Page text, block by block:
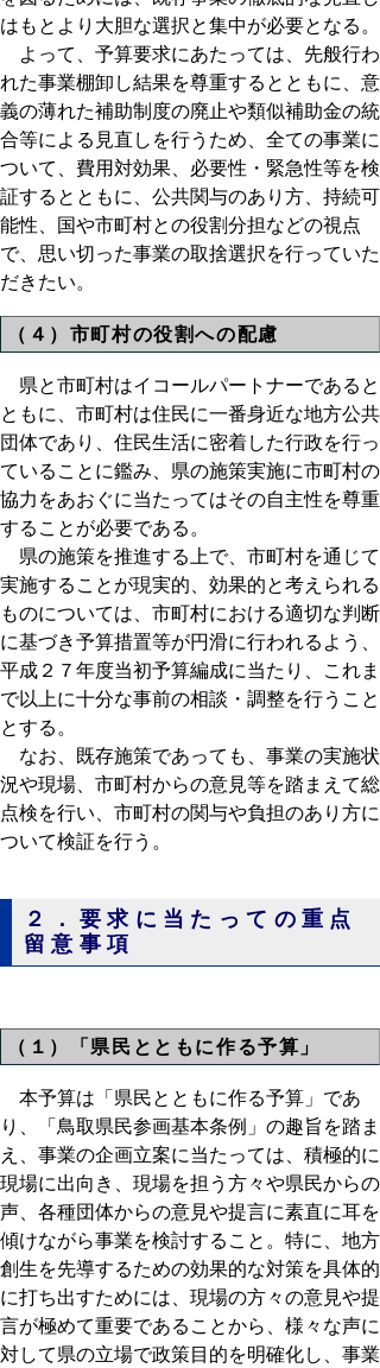
はもとより大胆な選択と集中が必要となる。
よって、予算要求にあたっては、先般行わ
れた事業棚卸し結果を尊重するとともに、意
義の薄れた補助制度の廃止や類似補助金の統
合等による見直しを行うため、全ての事業に
ついて、費用対効果、必要性・緊急性等を検
証するとともに、公共関与のあり方、持続可
能性、国や市町村との役割分担などの視点
で、思い切った事業の取捨選択を行っていた
だきたい。
（４）市町村の役割への配慮
県と市町村はイコールパートナーであると
ともに、市町村は住民に一番身近な地方公共
団体であり、住民生活に密着した行政を行っ
ていることに鑑み、県の施策実施に市町村の
協力をあおぐに当たってはその自主性を尊重
することが必要である。
県の施策を推進する上で、市町村を通じて
実施することが現実的、効果的と考えられる
ものについては、市町村における適切な判断
に基づき予算措置等が円滑に行われるよう、
平成２７年度当初予算編成に当たり、これま
で以上に十分な事前の相談・調整を行うこと
とする。
なお、既存施策であっても、事業の実施状
況や現場、市町村からの意見等を踏まえて総
点検を行い、市町村の関与や負担のあり方に
ついて検証を行う。
２．要求に当たっての重点
留意事項
（１）「県民とともに作る予算」
本予算は「県民とともに作る予算」であ
り、「鳥取県民参画基本条例」の趣旨を踏ま
え、事業の企画立案に当たっては、積極的に
現場に出向き、現場を担う方々や県民からの
声、各種団体からの意見や提言に素直に耳を
傾けながら事業を検討すること。特に、地方
創生を先導するための効果的な対策を具体的
に打ち出すためには、現場の方々の意見や提
言が極めて重要であることから、様々な声に
対して県の立場で政策目的を明確化し、事業